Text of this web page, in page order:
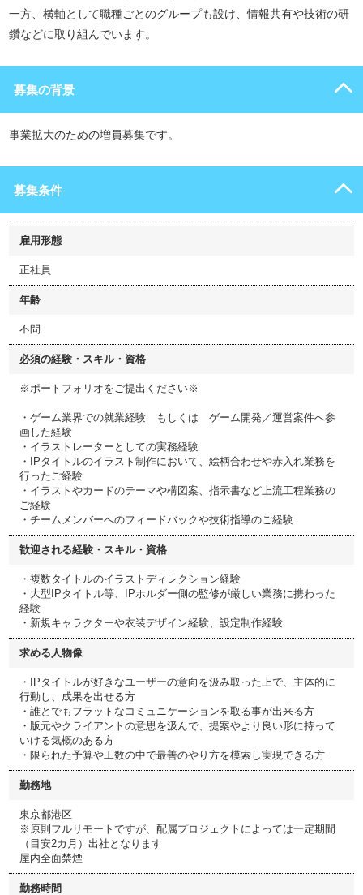
一方、横軸として職種ごとのグループも設け、情報共有や技術の研
鑽などに取り組んでいます。
募集の背景
事業拡大のための増員募集です。
募集条件
雇用形態
正社員
年齢
不問
必須の経験・スキル・資格
※ポートフォリオをご提出ください※
・ゲーム業界での就業経験 もしくは ゲーム開発／運営案件へ参
画した経験
・イラストレーターとしての実務経験
・IPタイトルのイラスト制作において、絵柄合わせや赤入れ業務を
行ったご経験
・イラストやカードのテーマや構図案、指示書など上流工程業務の
ご経験
・チームメンバーへのフィードバックや技術指導のご経験
歓迎される経験・スキル・資格
・複数タイトルのイラストディレクション経験
・大型IPタイトル等、IPホルダー側の監修が厳しい業務に携わった
経験
・新規キャラクターや衣装デザイン経験、設定制作経験
求める人物像
・IPタイトルが好きなユーザーの意向を汲み取った上で、主体的に
行動し、成果を出せる方
・誰とでもフラットなコミュニケーションを取る事が出来る方
・版元やクライアントの意思を汲んで、提案やより良い形に持って
いける気概のある方
・限られた予算や工数の中で最善のやり方を模索し実現できる方
勤務地
東京都港区
※原則フルリモートですが、配属プロジェクトによっては一定期間
（目安2カ月）出社となります
屋内全面禁煙
勤務時間